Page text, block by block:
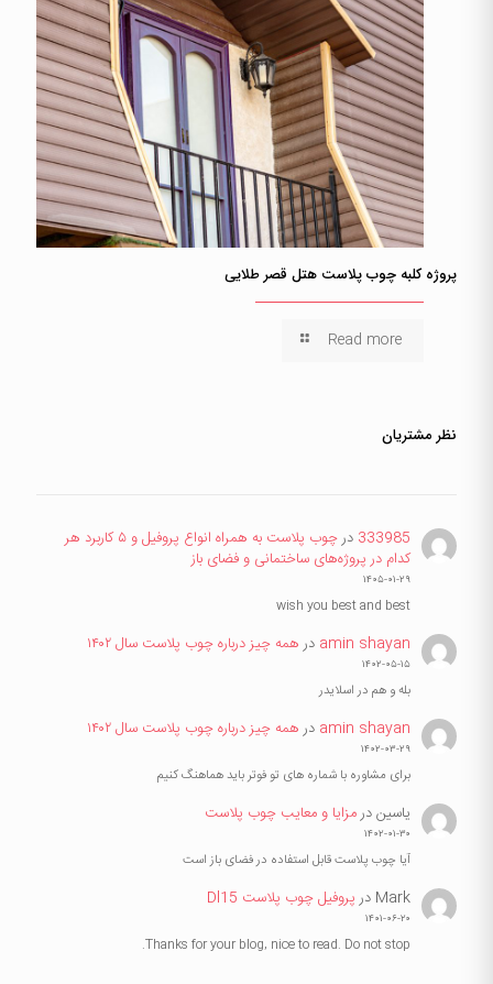
پروژه کلبه چوب پلاست هتل قصر طلایی
Read more
نظر مشتریان
333985 در
چوب پلاست به همراه انواع پروفیل و ۵ کاربرد هر
کدام در پروژه‌های ساختمانی و فضای باز
۱۴۰۵-۰۱-۲۹
wish you best and best
amin shayan درهمه چیز درباره چوب پلاست سال ۱۴۰۲
۱۴۰۲-۰۵-۱۵
بله و هم در اسلایدر
amin shayan درهمه چیز درباره چوب پلاست سال ۱۴۰۲
۱۴۰۲-۰۳-۲۹
برای مشاوره با شماره های تو فوتر باید هماهنگ کنیم
یاسیندرمزایا و معایب چوب پلاست
۱۴۰۲-۰۱-۳۰
آیا چوب پلاست قابل استفاده در فضای باز است
Mark درپروفیل چوب پلاست Dl15
۱۴۰۱-۰۶-۲۰
Thanks for your blog, nice to read. Do not stop.